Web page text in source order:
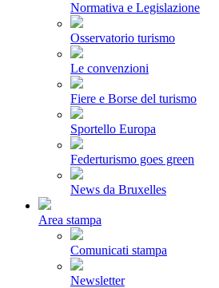
Normativa e Legislazione
Osservatorio turismo
Le convenzioni
Fiere e Borse del turismo
Sportello Europa
Federturismo goes green
News da Bruxelles
Area stampa
Comunicati stampa
Newsletter